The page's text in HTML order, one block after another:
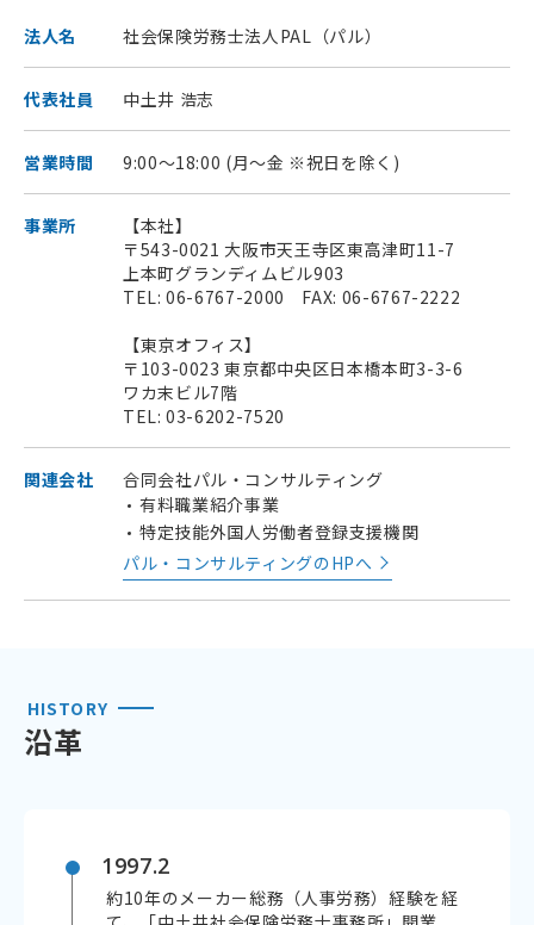
法人名 社会保険労務士法人PAL（パル）
代表社員 中土井 浩志
営業時間 9:00～18:00 (月～金 ※祝日を除く)
事業所
【本社】
〒543-0021 大阪市天王寺区東高津町11-7
上本町グランディムビル903
TEL: 06-6767-2000 FAX: 06-6767-2222
【東京オフィス】
〒103-0023 東京都中央区日本橋本町3-3-6
ワカ末ビル7階
TEL: 03-6202-7520
関連会社
合同会社パル・コンサルティング
有料職業紹介事業
特定技能外国人労働者登録支援機関
パル・コンサルティングのHPへ
HISTORY
沿革
1997.2
約10年のメーカー総務（人事労務）経験を経